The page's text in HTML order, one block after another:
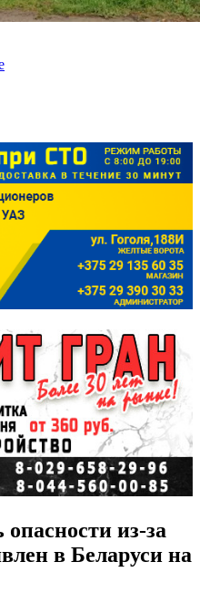
из-за
в Беларуси на